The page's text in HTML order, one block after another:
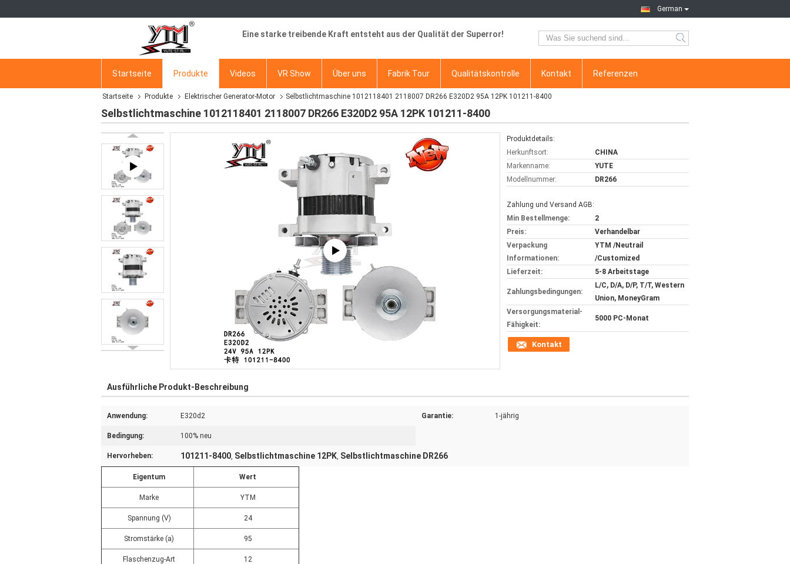
German
Eine starke treibende Kraft entsteht aus der Qualität der Superror!
Startseite Produkte Videos VR Show Über uns Fabrik Tour Qualitätskontrolle Kontakt Referenzen
Startseite Produkte Elektrischer Generator-Motor Selbstlichtmaschine 1012118401 2118007 DR266 E320D2 95A 12PK 101211-8400
Selbstlichtmaschine 1012118401 2118007 DR266 E320D2 95A 12PK 101211-8400
Produktdetails:
Herkunftsort:
CHINA
Markenname:
YUTE
Modellnummer:
DR266
Zahlung und Versand AGB:
Min Bestellmenge:
2
Preis:
Verhandelbar
Verpackung
Informationen:
YTM /Neutrail
/Customized
Lieferzeit:
5-8 Arbeitstage
Zahlungsbedingungen:
L/C, D/A, D/P, T/T, Western
Union, MoneyGram
Versorgungsmaterial-
Fähigkeit:
5000 PC-Monat
Kontakt
Ausführliche Produkt-Beschreibung
Anwendung: E320d2 Garantie: 1-jährig
Bedingung: 100% neu
Hervorheben: 101211-8400, Selbstlichtmaschine 12PK, Selbstlichtmaschine DR266
Eigentum Wert
Marke YTM
Spannung (V) 24
Stromstärke (a) 95
Flaschenzug-Art 12